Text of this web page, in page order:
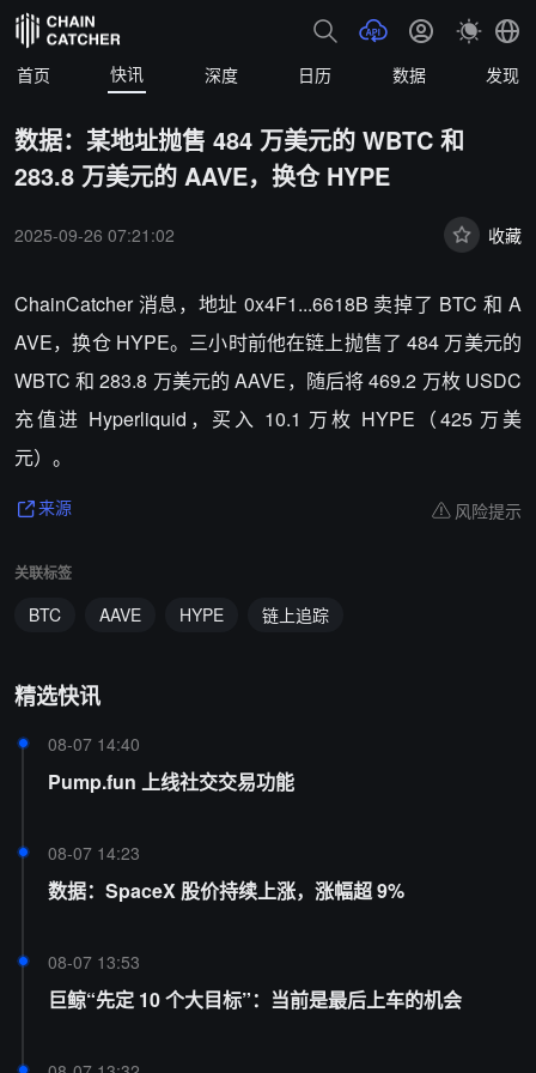
首页 快讯 深度 日历 数据 发现
数据：某地址抛售 484 万美元的 WBTC 和
283.8 万美元的 AAVE，换仓 HYPE
2025-09-26 07:21:02 收藏
ChainCatcher 消息，地址 0x4F1...6618B 卖掉了 BTC 和 A
AVE，换仓 HYPE。三小时前他在链上抛售了 484 万美元的
WBTC 和 283.8 万美元的 AAVE，随后将 469.2 万枚 USDC
充值进 Hyperliquid，买入 10.1 万枚 HYPE（425 万美
元）。
来源 风险提示
关联标签
BTC AAVE HYPE 链上追踪
精选快讯
08-07 14:40
Pump.fun 上线社交交易功能
08-07 14:23
数据：SpaceX 股价持续上涨，涨幅超 9%
08-07 13:53
巨鲸“先定 10 个大目标”：当前是最后上车的机会